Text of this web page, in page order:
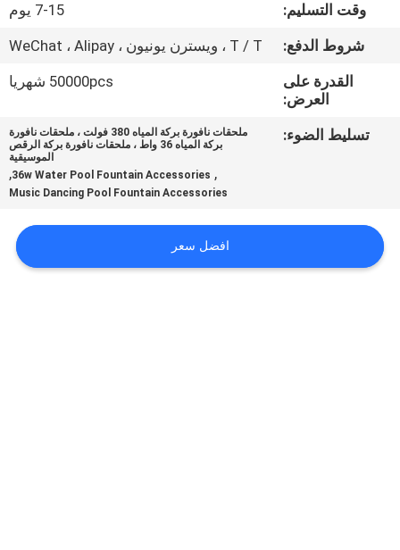
اتصل
اطلب
خريطة
وقت التسليم:
7-15 يوم
شروط الدفع:
T / T ، ويسترن يونيون ، WeChat ، Alipay
القدرة على
العرض:
50000pcs شهريا
تسليط الضوء:
ملحقات نافورة بركة المياه 380 فولت ، ملحقات نافورة
بركة المياه 36 واط ، ملحقات نافورة بركة الرقص
الموسيقية
,
36w Water Pool Fountain Accessories
,
Music Dancing Pool Fountain Accessories
افضل سعر